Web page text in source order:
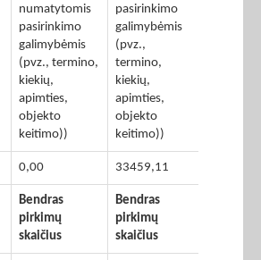
numatytomis
pasirinkimo
galimybėmis
(pvz., termino,
kiekių,
apimties,
objekto
keitimo))
pasirinkimo
galimybėmis
(pvz.,
termino,
kiekių,
apimties,
objekto
keitimo))
0,00 33459,11
Bendras
pirkimų
skaičius
Bendras
pirkimų
skaičius